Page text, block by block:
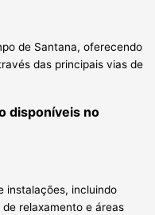
de Santana, oferecendo
das principais vias de
disponíveis no
instalações, incluindo
relaxamento e áreas